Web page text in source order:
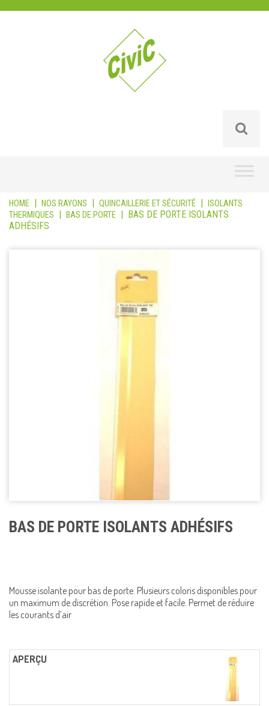
HOME | NOS RAYONS | QUINCAILLERIE ET SÉCURITÉ |
ISOLANTS
THERMIQUES | BAS DE PORTE | BAS DE PORTE ISOLANTS
ADHÉSIFS
BAS DE PORTE ISOLANTS ADHÉSIFS
Mousse isolante pour bas de porte. Plusieurs coloris disponibles pour
un maximum de discrétion. Pose rapide et facile. Permet de réduire
les courants d’air